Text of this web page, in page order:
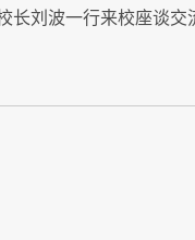
长刘波一行来校座谈交